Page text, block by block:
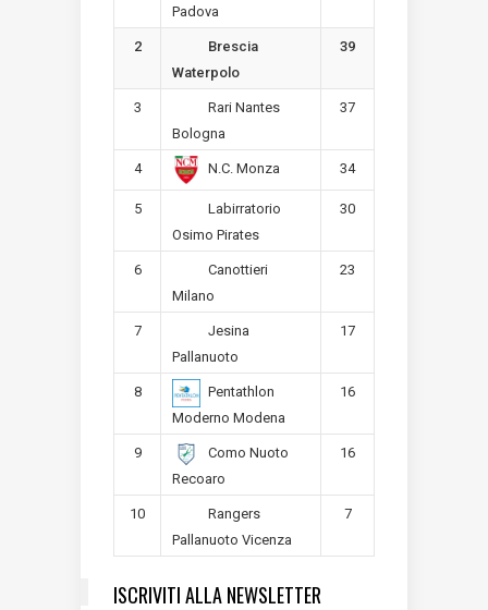
Padova
2
Brescia
Waterpolo
39
3
Rari Nantes
Bologna
37
4 N.C. Monza 34
5
Labirratorio
Osimo Pirates
30
6
Canottieri
Milano
23
7
Jesina
Pallanuoto
17
8
Pentathlon
Moderno Modena
16
9
Como Nuoto
Recoaro
16
10
Rangers
Pallanuoto Vicenza
7
ISCRIVITI ALLA NEWSLETTER